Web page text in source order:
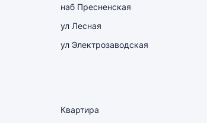
наб Пресненская
ул Лесная
ул Электрозаводская
Квартира